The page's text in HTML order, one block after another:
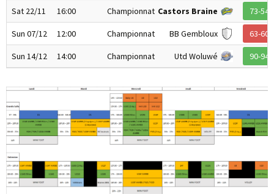
Sat 22/11 16:00 Championnat Castors Braine 73-54
Sun 07/12 12:00 Championnat BB Gembloux 63-60
Sun 14/12 14:00 Championnat Utd Woluwé 90-94